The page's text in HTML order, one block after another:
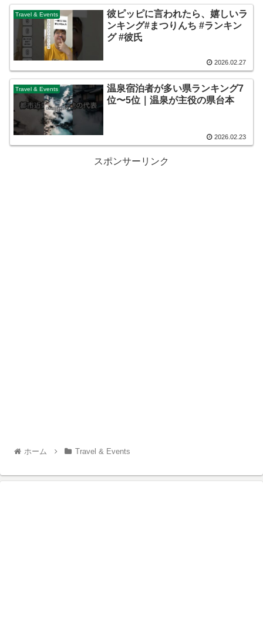
Travel & Events
彼ピッピに言われたら、嬉しいラ
ンキング#まつりんち #ランキン
グ #彼氏
2026.02.27
Travel & Events
温泉宿泊者が多い県ランキング7
位〜5位｜温泉が主役の県台本
2026.02.23
スポンサーリンク
ホーム Travel & Events